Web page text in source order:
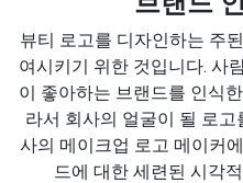
뷰티 로고를 디자인하는 주
여시키기 위한 것입니다. 사
이 좋아하는 브랜드를 인식
라서 회사의 얼굴이 될 로
사의 메이크업 로고 메이커
드에 대한 세련된 시각